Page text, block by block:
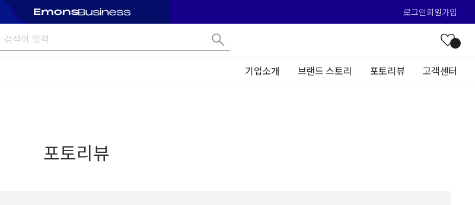
로그인회원가입
기업소개 브랜드 스토리 포토리뷰 고객센터
포토리뷰